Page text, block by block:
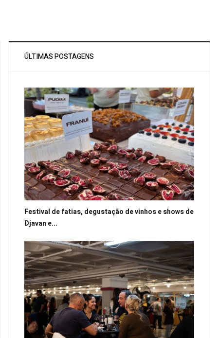
ÚLTIMAS POSTAGENS
Festival de fatias, degustação de vinhos e shows de
Djavan e...